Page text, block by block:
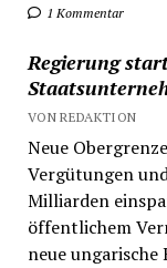
1 Kommentar
Regierung
VON REDAKTION
Neue
Vergütungen
Milliarden
öffentlichem
neue ungarische